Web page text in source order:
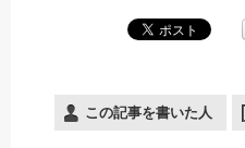
この記事を書いた人